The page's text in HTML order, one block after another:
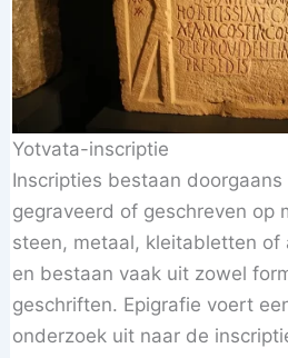
Yotvata-inscriptie
Inscripties bestaan
gegraveerd of geschreven op
steen, metaal, kleitabletten of
en bestaan vaak uit zowel
geschriften. Epigrafie voert
onderzoek uit naar de